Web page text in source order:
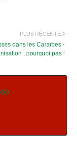
PLUS RÉCENTE
dans les Caraïbes -
, pourquoi pas !